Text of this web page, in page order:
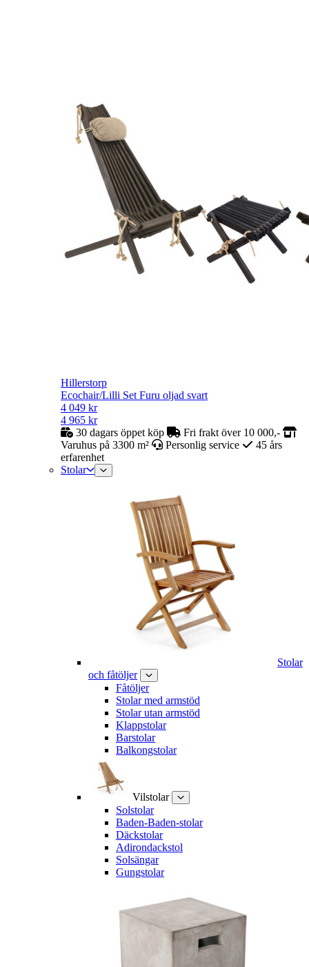
Hillerstorp
Ecochair/Lilli Set Furu oljad svart
4 049 kr
4 965 kr
30 dagars öppet köp
Fri frakt över 10 000,-
Varuhus på 3300 m²
Personlig service
45 års
erfarenhet
Stolar
Stolar
och fåtöljer
Fåtöljer
Stolar med armstöd
Stolar utan armstöd
Klappstolar
Barstolar
Balkongstolar
Vilstolar
Solstolar
Baden-Baden-stolar
Däckstolar
Adirondackstol
Solsängar
Gungstolar